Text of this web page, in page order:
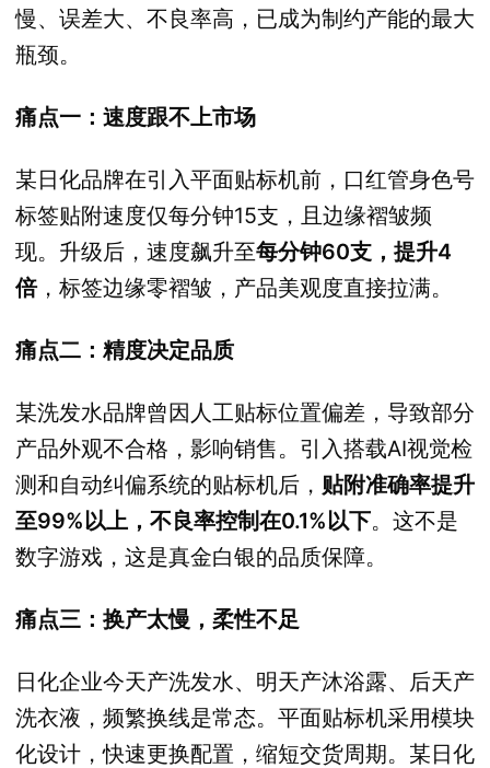
慢、误差大、不良率高，已成为制约产能的最大
瓶颈。
痛点一：速度跟不上市场
某日化品牌在引入平面贴标机前，口红管身色号
标签贴附速度仅每分钟15支，且边缘褶皱频
现。升级后，速度飙升至每分钟60支，提升4
倍，标签边缘零褶皱，产品美观度直接拉满。
痛点二：精度决定品质
某洗发水品牌曾因人工贴标位置偏差，导致部分
产品外观不合格，影响销售。引入搭载AI视觉检
测和自动纠偏系统的贴标机后， 贴附准确率提升
至99%以上，不良率控制在0.1%以下。这不是
数字游戏，这是真金白银的品质保障。
痛点三：换产太慢，柔性不足
日化企业今天产洗发水、明天产沐浴露、后天产
洗衣液，频繁换线是常态。平面贴标机采用模块
化设计，快速更换配置，缩短交货周期。某日化